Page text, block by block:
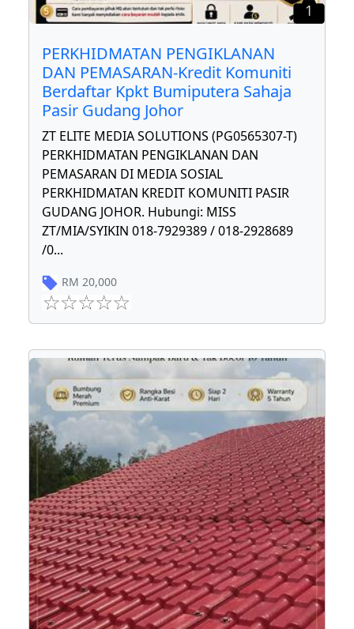
1
PERKHIDMATAN PENGIKLANAN
DAN PEMASARAN-Kredit Komuniti
Berdaftar Kpkt Bumiputera Sahaja
Pasir Gudang Johor
ZT ELITE MEDIA SOLUTIONS (PG0565307-T)
PERKHIDMATAN PENGIKLANAN DAN
PEMASARAN DI MEDIA SOSIAL
PERKHIDMATAN KREDIT KOMUNITI PASIR
GUDANG JOHOR. Hubungi: MISS
ZT/MIA/SYIKIN 018-7929389 / 018-2928689
/0...
RM 20,000